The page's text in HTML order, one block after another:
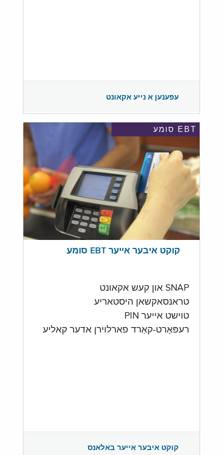
עפענען א נייע אקאונט
EBT סומע
קוקט איבער אייער EBT סומע
SNAP און קעש אקאונט
טראנסאקשאן היסטאריע
טוישט אייער PIN
רעפּאָרט-קאַרד פארלוירן אדער קאליע
קוקט איבער אייער באלאנס